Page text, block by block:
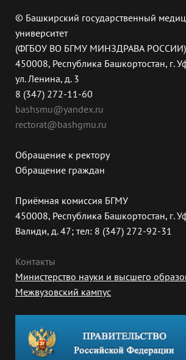
© Башкирский государственный
университет
(ФГБОУ ВО БГМУ МИНЗДРАВА РОССИИ)
450008, Республика Башкортостан, г.
ул. Ленина, д. 3
8 (347) 272-11-60
bashsmu@yandex.ru
rectorat@bashgmu.ru
Обращение к ректору
Обращение граждан
Приёмная комиссия БГМУ
450008, Республика Башкортостан, г.
Валиди, д. 47; тел: 8 (347) 272-92-31
Контакты
Министерство науки и высшего
Межвузовский кампус